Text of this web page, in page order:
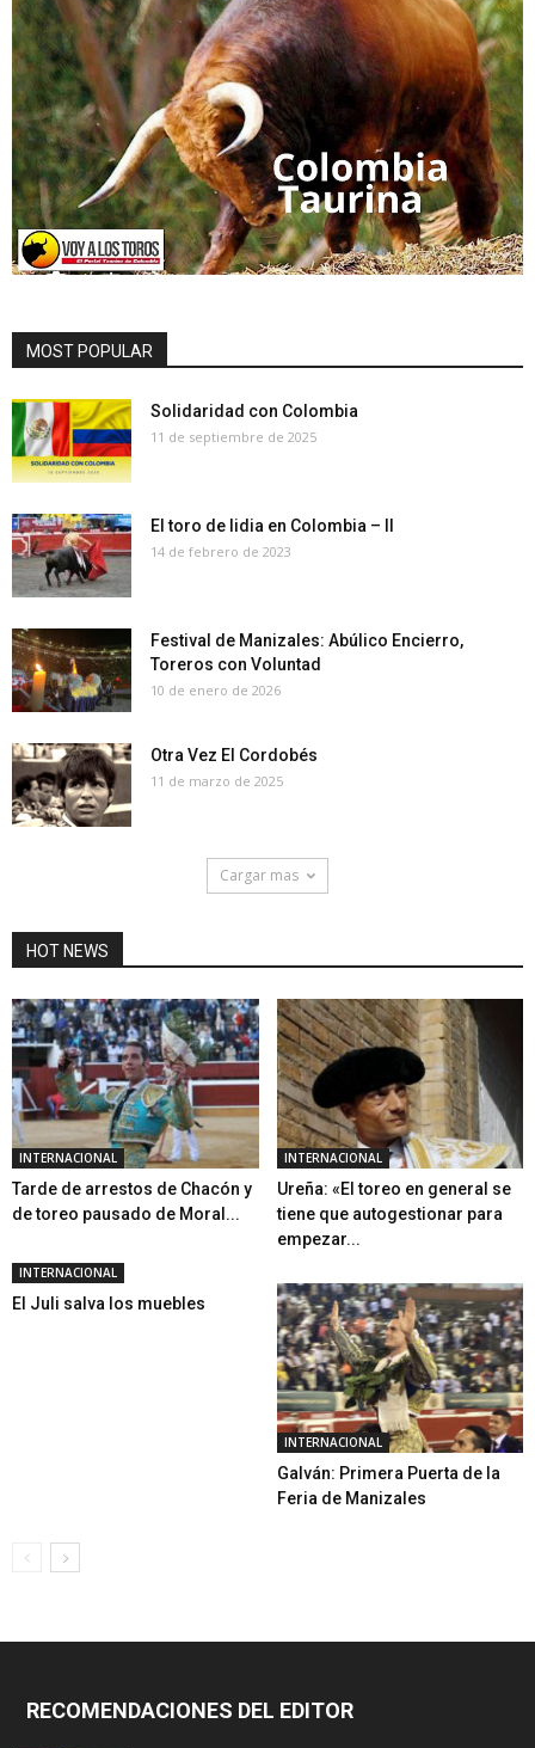
MOST POPULAR
Solidaridad con Colombia
11 de septiembre de 2025
El toro de lidia en Colombia – II
14 de febrero de 2023
Festival de Manizales: Abúlico Encierro,
Toreros con Voluntad
10 de enero de 2026
Otra Vez El Cordobés
11 de marzo de 2025
Cargar mas
HOT NEWS
INTERNACIONAL
Tarde de arrestos de Chacón y
de toreo pausado de Moral...
INTERNACIONAL
Ureña: «El toreo en general se
tiene que autogestionar para
empezar...
INTERNACIONAL
El Juli salva los muebles
INTERNACIONAL
Galván: Primera Puerta de la
Feria de Manizales
RECOMENDACIONES DEL EDITOR